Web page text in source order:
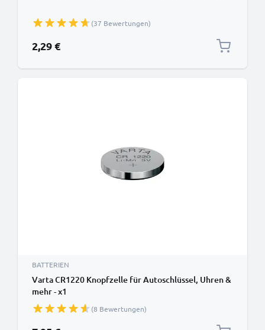
(37 Bewertungen)
2,29 €
BATTERIEN
Varta CR1220 Knopfzelle für Autoschlüssel, Uhren &
mehr - x1
(8 Bewertungen)